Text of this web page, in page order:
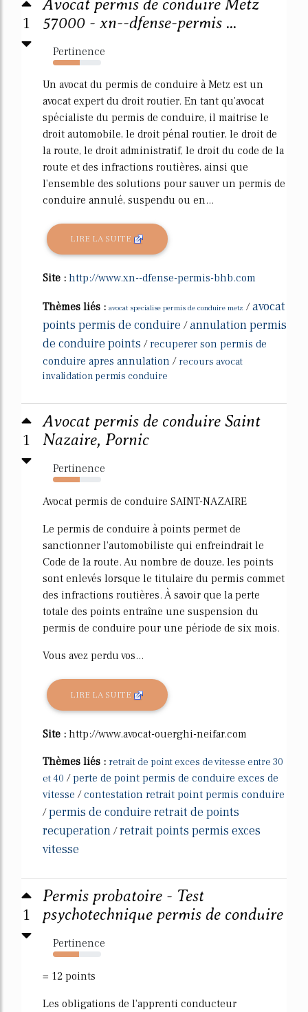
1
Avocat permis de conduire Metz
57000 - xn--dfense-permis ...
Pertinence
56%
Un avocat du permis de conduire à Metz est un
avocat expert du droit routier. En tant qu'avocat
spécialiste du permis de conduire, il maitrise le
droit automobile, le droit pénal routier, le droit de
la route, le droit administratif, le droit du code de la
route et des infractions routières, ainsi que
l'ensemble des solutions pour sauver un permis de
conduire annulé, suspendu ou en...
LIRE LA SUITE
Site : http://www.xn--dfense-permis-bhb.com
Thèmes liés : avocat specialise permis de conduire metz /avocat
points permis de conduire /annulation permis
de conduire points /recuperer son permis de
conduire apres annulation / recours avocat
invalidation permis conduire
1
Avocat permis de conduire Saint
Nazaire, Pornic
Pertinence
55%
Avocat permis de conduire SAINT-NAZAIRE
Le permis de conduire à points permet de
sanctionner l'automobiliste qui enfreindrait le
Code de la route. Au nombre de douze, les points
sont enlevés lorsque le titulaire du permis commet
des infractions routières. À savoir que la perte
totale des points entraîne une suspension du
permis de conduire pour une période de six mois.
Vous avez perdu vos...
LIRE LA SUITE
Site : http://www.avocat-ouerghi-neifar.com
Thèmes liés : retrait de point exces de vitesse entre 30
et 40 /perte de point permis de conduire exces de
vitesse /contestation retrait point permis conduire
/permis de conduire retrait de points
recuperation /retrait points permis exces
vitesse
1
Permis probatoire - Test
psychotechnique permis de conduire
Pertinence
54%
= 12 points
Les obligations de l'apprenti conducteur